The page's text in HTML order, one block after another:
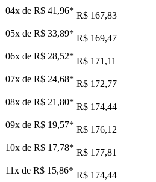
04x de R$ 41,96* R$ 167,83
05x de R$ 33,89* R$ 169,47
06x de R$ 28,52* R$ 171,11
07x de R$ 24,68* R$ 172,77
08x de R$ 21,80* R$ 174,44
09x de R$ 19,57* R$ 176,12
10x de R$ 17,78* R$ 177,81
11x de R$ 15,86* R$ 174,44